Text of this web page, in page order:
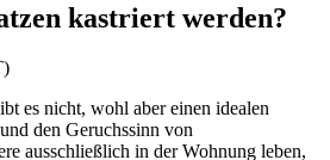
kastriert werden?
es nicht, wohl aber einen idealen
den Geruchssinn von
ausschließlich in der Wohnung leben,